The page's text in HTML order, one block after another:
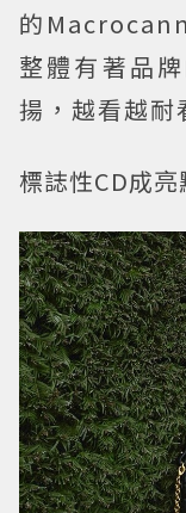
的
整體有著品
揚，越看越耐
標誌性CD成亮